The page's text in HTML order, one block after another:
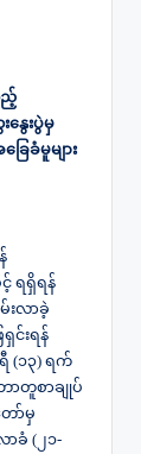
ည့်
ေးပွဲမှ
ေခံမူများ
ရရှိရန်
းလာခဲ့
င်းရန်
(၁၃) ရက်
တူစာချုပ်
ာ်မှ
ာခံ (၂၁-